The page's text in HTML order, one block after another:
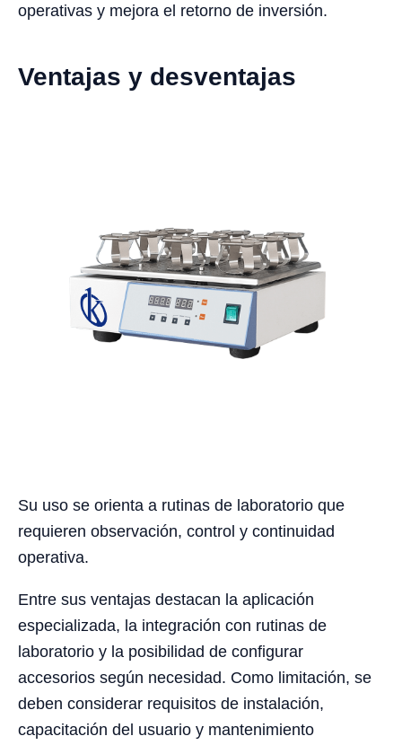
operativas y mejora el retorno de inversión.
Ventajas y desventajas
Su uso se orienta a rutinas de laboratorio que
requieren observación, control y continuidad
operativa.
Entre sus ventajas destacan la aplicación
especializada, la integración con rutinas de
laboratorio y la posibilidad de configurar
accesorios según necesidad. Como limitación, se
deben considerar requisitos de instalación,
capacitación del usuario y mantenimiento